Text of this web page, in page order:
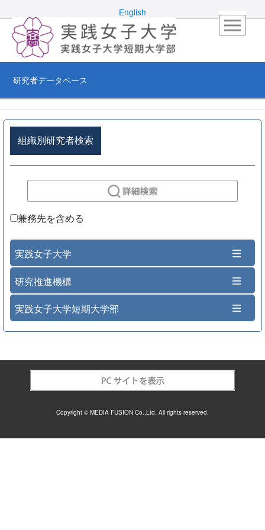
English
研究者データベース
組織別研究者検索
兼務先を含める
実践女子大学
研究推進機構
実践女子大学短期大学部
Copyright © MEDIA FUSION Co.,Ltd. All rights reserved.